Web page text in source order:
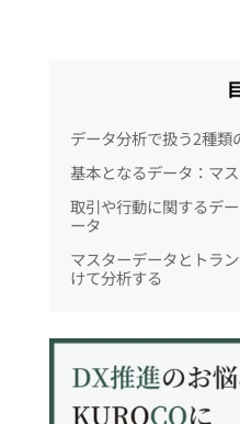
データ分析で扱う2種類
基本となるデータ：マ
取引や行動に関するデ
ータ
マスターデータとトラ
けて分析する